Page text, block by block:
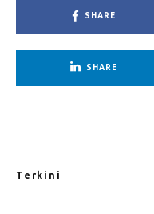
SHARE
SHARE
Terkini